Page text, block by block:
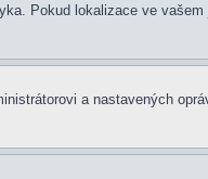
Pokud lokalizace ve
a nastavených